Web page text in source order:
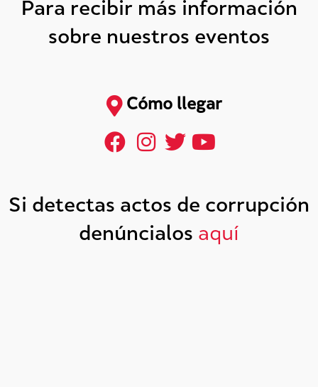
Para recibir más información
sobre nuestros eventos
Cómo llegar
Si detectas actos de corrupción
denúncialos aquí